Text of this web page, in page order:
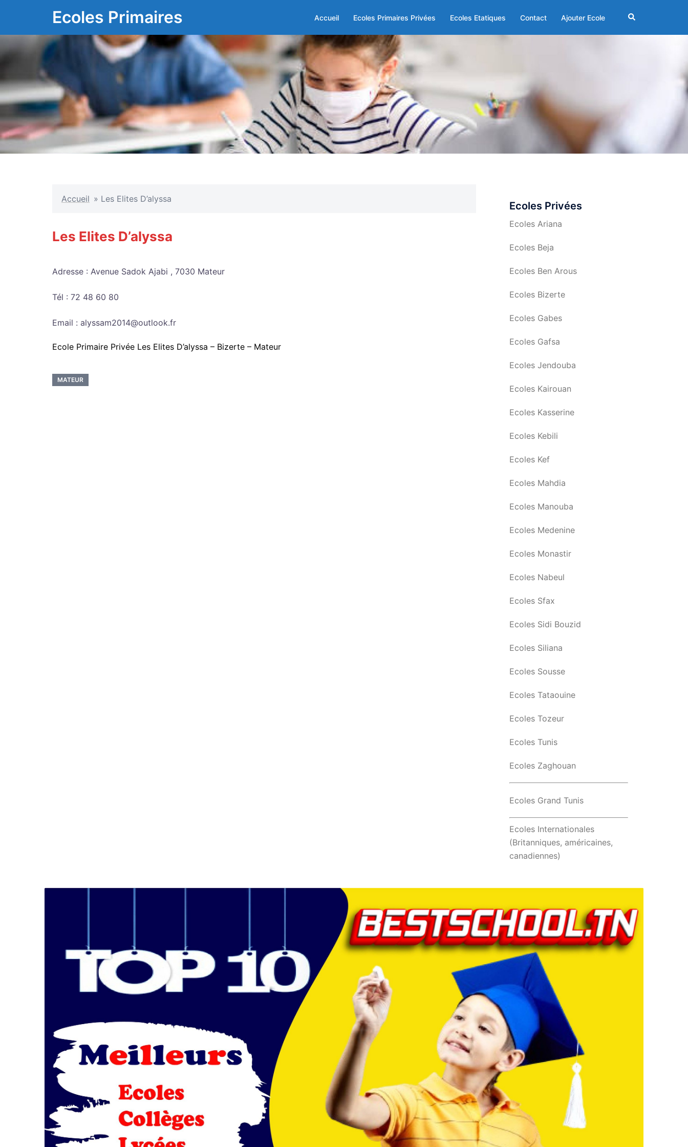
contenu
Ecoles Primaires Accueil Ecoles Primaires Privées Ecoles Etatiques Contact Ajouter Ecole Rechercher
Accueil » Les Elites D’alyssa
Les Elites D’alyssa
Adresse : Avenue Sadok Ajabi , 7030 Mateur
Tél : 72 48 60 80
Email : alyssam2014@outlook.fr
Ecole Primaire Privée Les Elites D’alyssa – Bizerte – Mateur
MATEUR
Ecoles Privées
Ecoles Ariana
Ecoles Beja
Ecoles Ben Arous
Ecoles Bizerte
Ecoles Gabes
Ecoles Gafsa
Ecoles Jendouba
Ecoles Kairouan
Ecoles Kasserine
Ecoles Kebili
Ecoles Kef
Ecoles Mahdia
Ecoles Manouba
Ecoles Medenine
Ecoles Monastir
Ecoles Nabeul
Ecoles Sfax
Ecoles Sidi Bouzid
Ecoles Siliana
Ecoles Sousse
Ecoles Tataouine
Ecoles Tozeur
Ecoles Tunis
Ecoles Zaghouan
Ecoles Grand Tunis
Ecoles Internationales
(Britanniques, américaines,
canadiennes)